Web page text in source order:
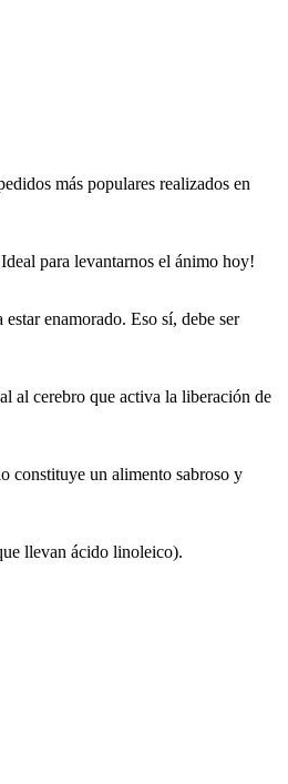
más populares realizados en
para levantarnos el ánimo hoy!
enamorado. Eso sí, debe ser
al cerebro que activa la liberación de
constituye un alimento sabroso y
llevan ácido linoleico).